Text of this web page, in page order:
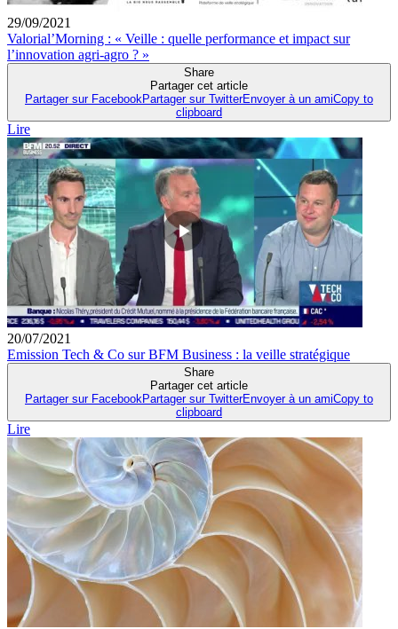
29/09/2021
Valorial’Morning : « Veille : quelle performance et impact sur
l’innovation agri-agro ? »
Share
Partager cet article
Partager sur Facebook Partager sur TwitterEnvoyer à un amiCopy to
clipboard
Lire
20/07/2021
Emission Tech & Co sur BFM Business : la veille stratégique
Share
Partager cet article
Partager sur Facebook Partager sur TwitterEnvoyer à un amiCopy to
clipboard
Lire